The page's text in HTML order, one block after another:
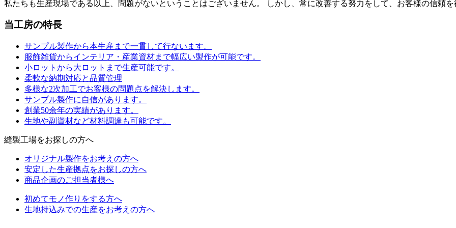
私たちも生産現場である以上、問題がないということはございません。 しかし、常に改善する努力をして、お客様の信頼を
当工房の特長
サンプル製作から本生産まで一貫して行ないます。
服飾雑貨からインテリア・産業資材まで幅広い製作が可能です。
小ロットから大ロットまで生産可能です。
柔軟な納期対応と品質管理
多様な2次加工でお客様の問題点を解決します。
サンプル製作に自信があります。
創業50余年の実績があります。
生地や副資材など材料調達も可能です。
縫製工場をお探しの方へ
オリジナル製作をお考えの方へ
安定した生産拠点をお探しの方へ
商品企画のご担当者様へ
初めてモノ作りをする方へ
生地持込みでの生産をお考えの方へ